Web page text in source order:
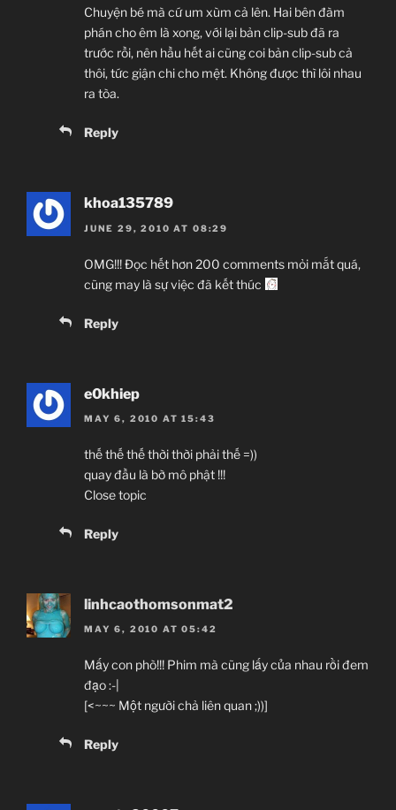
Chuyện bé mà cứ um xùm cả lên. Hai bên đàm
phán cho êm là xong, với lại bản clip-sub đã ra
trước rồi, nên hầu hết ai cũng coi bản clip-sub cả
thôi, tức giận chi cho mệt. Không được thì lôi nhau
ra tòa.
Reply
khoa135789
JUNE 29, 2010 AT 08:29
OMG!!! Đọc hết hơn 200 comments mỏi mắt quá,
cũng may là sự việc đã kết thúc
Reply
e0khiep
MAY 6, 2010 AT 15:43
thế thế thế thời thời phải thế =))
quay đầu là bờ mô phật !!!
Close topic
Reply
linhcaothomsonmat2
MAY 6, 2010 AT 05:42
Mấy con phò!!! Phim mà cũng lấy của nhau rồi đem
đạo :-|
[<~~~ Một người chả liên quan ;))]
Reply